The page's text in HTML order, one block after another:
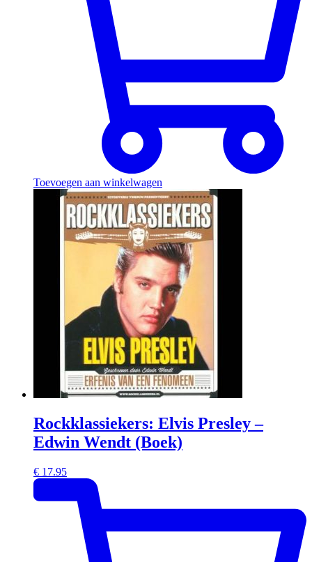
Toevoegen aan winkelwagen
Rockklassiekers: Elvis Presley –
Edwin Wendt (Boek)
€ 17.95